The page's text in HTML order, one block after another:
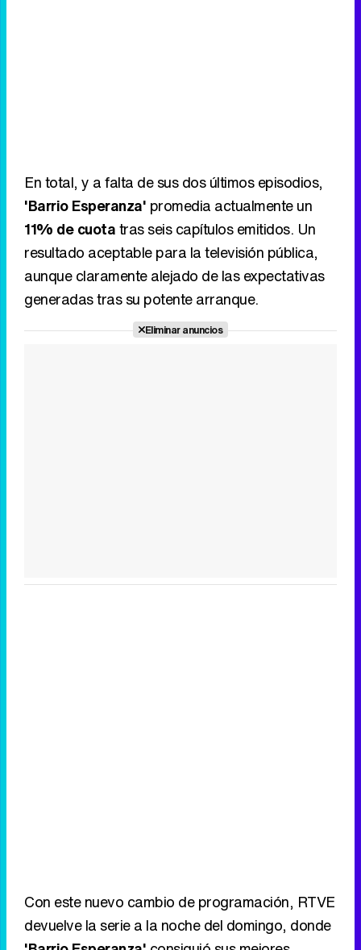
En total, y a falta de sus dos últimos episodios,
'Barrio Esperanza' promedia actualmente un
11% de cuotatras seis capítulos emitidos. Un
resultado aceptable para la televisión pública,
aunque claramente alejado de las expectativas
generadas tras su potente arranque.
Eliminar anuncios
Con este nuevo cambio de programación, RTVE
devuelve la serie a la noche del domingo, donde